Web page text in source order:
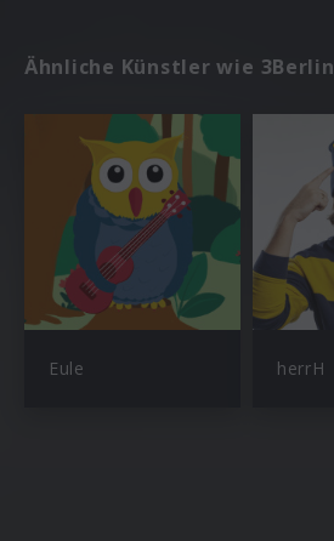
Ähnliche Künstler wie 3Berlin
Eule herrH